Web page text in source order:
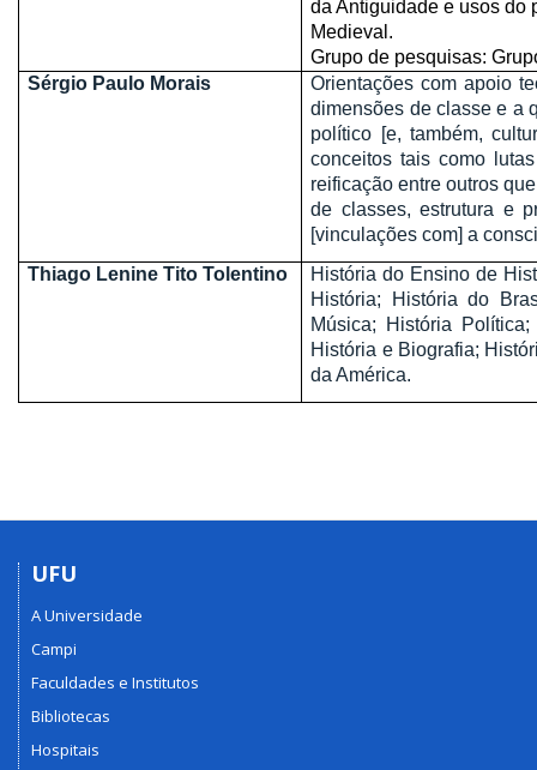
da Antiguidade e usos do
Medieval.
Grupo de pesquisas:
Sérgio Paulo Morais
Orientações com apoio
dimensões de classe e a
político [e, também,
conceitos tais como
reificação entre outros
de classes, estrutura e
[vinculações com] a
Thiago Lenine Tito Tolentino
História do Ensino de
História; História do
Música; História
História e Biografia;
da América.
UFU
A Universidade
Campi
Faculdades e Institutos
Bibliotecas
Hospitais